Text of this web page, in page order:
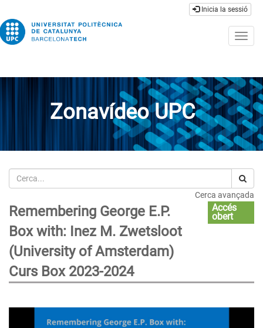
Inicia la sessió
Zonavídeo UPC
Cerca
Cerca avançada
Remembering George E.P.
Box with: Inez M. Zwetsloot
(University of Amsterdam)
Curs Box 2023-2024
Accés
obert